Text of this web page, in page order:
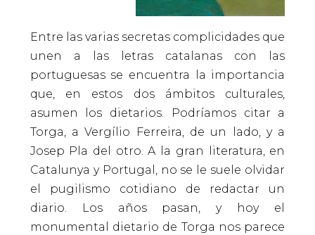
Entre las varias secretas complicidades que
unen a las letras catalanas con las
portuguesas se encuentra la importancia
que, en estos dos ámbitos culturales,
asumen los dietarios. Podríamos citar a
Torga, a Vergílio Ferreira, de un lado, y a
Josep Pla del otro. A la gran literatura, en
Catalunya y Portugal, no se le suele olvidar
el pugilismo cotidiano de redactar un
diario. Los años pasan, y hoy el
monumental dietario de Torga nos parece